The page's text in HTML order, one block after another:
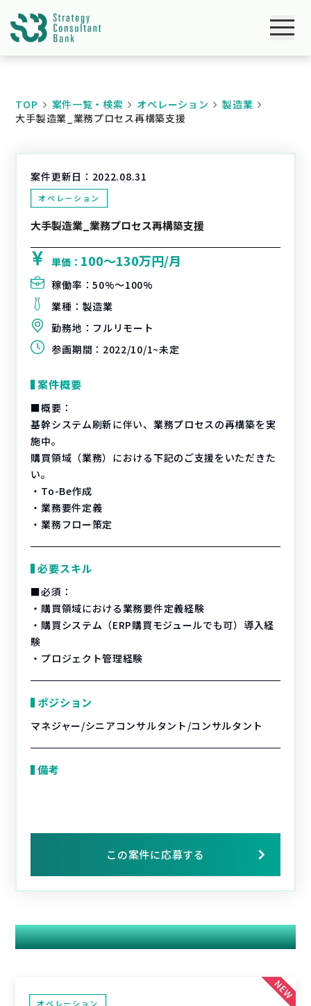
TOP 案件一覧・検索 オペレーション
製造業
大手製造業_業務プロセス再構築支援
案件更新日： 2022.08.31
オペレーション
大手製造業_業務プロセス再構築支援
単価： 100〜130万円/月
稼働率：50%〜100%
業種： 製造業
勤務地： フルリモート
参画期間： 2022/10/1~未定
案件概要
■概要：
基幹システム刷新に伴い、業務プロセスの再構築を実
施中。
購買領域（業務）における下記のご支援をいただきた
い。
・To-Be作成
・業務要件定義
・業務フロー策定
必要スキル
■必須：
・購買領域における業務要件定義経験
・購買システム（ERP購買モジュールでも可）導入経
験
・プロジェクト管理経験
ポジション
マネジャー/シニアコンサルタント/コンサルタント
備考
この案件に応募する
関連する案件
オペレーション